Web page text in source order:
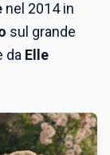
nel 2014 in
sul grande
da Elle